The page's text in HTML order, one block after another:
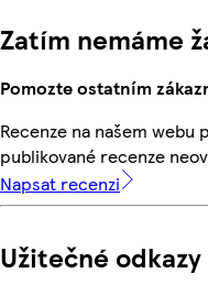
Zatím nemáme
Pomozte ostatním
Recenze na našem webu
publikované recenze
Napsat recenzi
Užitečné odkazy